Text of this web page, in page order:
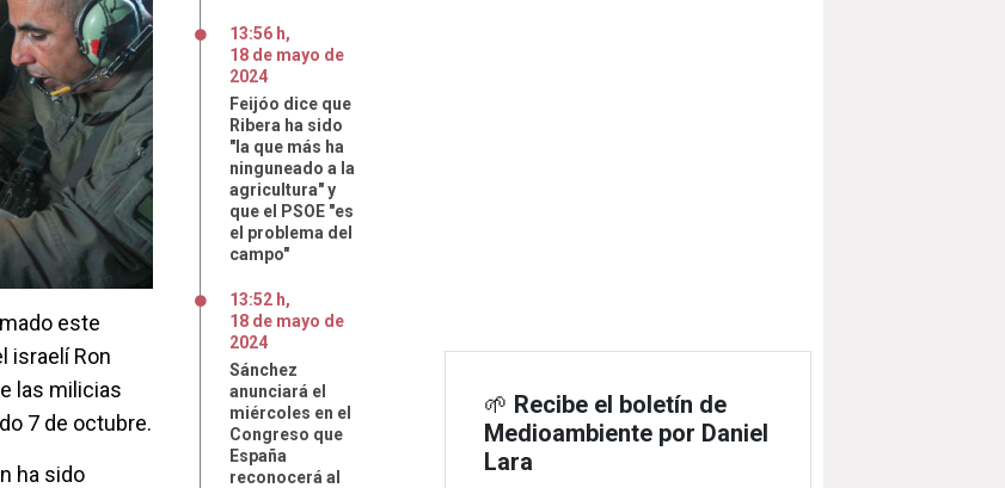
este
israelí Ron
las milicias
7 de octubre.
ha sido
13:56 h,
18 de mayo de
2024
Feijóo dice que
Ribera ha sido
"la que más ha
ninguneado a la
agricultura" y
que el PSOE "es
el problema del
campo"
13:52 h,
18 de mayo de
2024
Sánchez
anunciará el
miércoles en el
Congreso que
España
reconocerá al
🌱 Recibe el boletín de
Medioambiente por Daniel
Lara